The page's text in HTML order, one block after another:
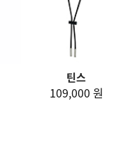
틴스
109,000 원